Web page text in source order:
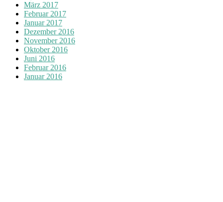
März 2017
Februar 2017
Januar 2017
Dezember 2016
November 2016
Oktober 2016
Juni 2016
Februar 2016
Januar 2016